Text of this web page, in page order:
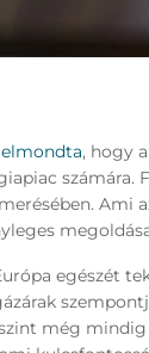
, hogy
Ami
egészét
még